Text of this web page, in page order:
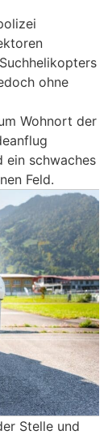
ohne
Wohnort der
ein schwaches
Feld.
Stelle und